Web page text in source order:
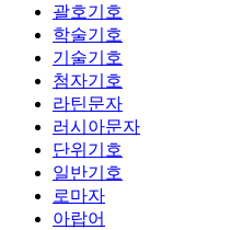
괄호기호
학술기호
기술기호
첨자기호
라틴문자
러시아문자
단위기호
일반기호
로마자
아랍어